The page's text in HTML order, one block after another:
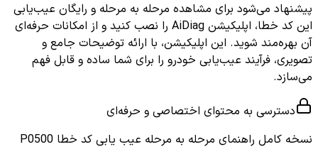
پیشنهاد می‌شود برای مشاهده مرحله به مرحله و رایگان عیب‌یابی
این کد خطا، اپلیکیشن AiDiag را نصب کنید و از امکانات حرفه‌ای
آن بهره‌مند شوید. این اپلیکیشن، با ارائه توضیحات جامع و
تصویری، فرآیند عیب‌یابی خودرو را برای شما ساده و قابل فهم
می‌سازد.
دسترسی به محتوای اختصاصی و حرفه‌ای
نسخه کامل راهنمای مرحله به مرحله عیب یابی کد خطا P0500